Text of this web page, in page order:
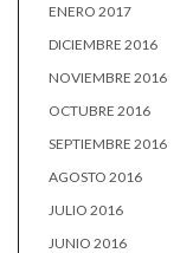
ENERO 2017
DICIEMBRE 2016
NOVIEMBRE 2016
OCTUBRE 2016
SEPTIEMBRE 2016
AGOSTO 2016
JULIO 2016
JUNIO 2016